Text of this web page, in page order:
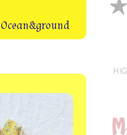
Ocean&ground